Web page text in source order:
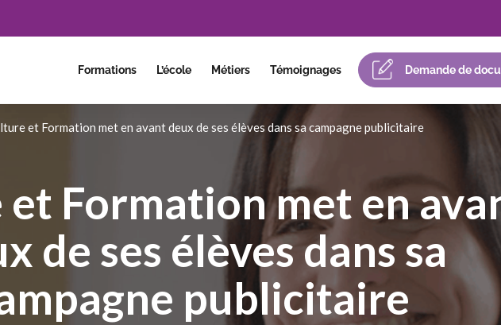
Formations L’école Métiers Témoignages Demande de
et Formation met en avant deux de ses élèves dans sa campagne publicitaire
Formation met en
de ses élèves dans sa
publicitaire